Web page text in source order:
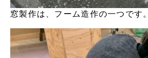
窓製作は、フーム造作の一つです。